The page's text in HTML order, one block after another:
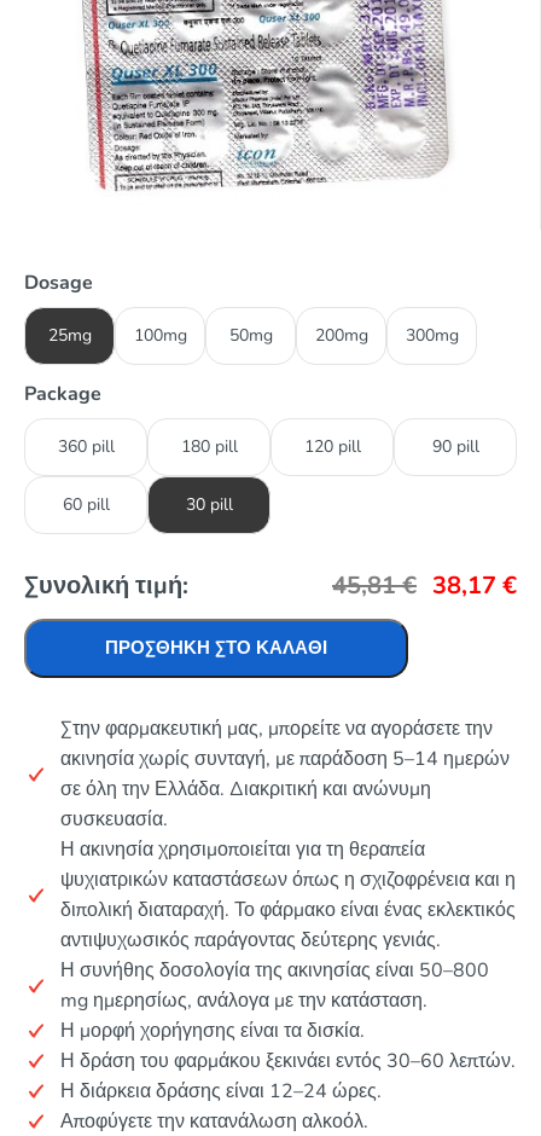
Dosage
25mg 100mg 50mg 200mg 300mg
Package
360 pill 180 pill 120 pill 90 pill
60 pill 30 pill
Συνολική τιμή: 45,81€ 38,17 €
ΠΡΟΣΘΉΚΗ ΣΤΟ ΚΑΛΆΘΙ
Στην φαρμακευτική μας, μπορείτε να αγοράσετε την
ακινησία χωρίς συνταγή, με παράδοση 5–14 ημερών
σε όλη την Ελλάδα. Διακριτική και ανώνυμη
συσκευασία.
Η ακινησία χρησιμοποιείται για τη θεραπεία
ψυχιατρικών καταστάσεων όπως η σχιζοφρένεια και η
διπολική διαταραχή. Το φάρμακο είναι ένας εκλεκτικός
αντιψυχωσικός παράγοντας δεύτερης γενιάς.
Η συνήθης δοσολογία της ακινησίας είναι 50–800
mg ημερησίως, ανάλογα με την κατάσταση.
Η μορφή χορήγησης είναι τα δισκία.
Η δράση του φαρμάκου ξεκινάει εντός 30–60 λεπτών.
Η διάρκεια δράσης είναι 12–24 ώρες.
Αποφύγετε την κατανάλωση αλκοόλ.